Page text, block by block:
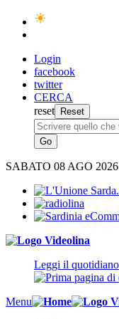
Login
facebook
twitter
CERCA
reset
SABATO 08 AGO 2026
Leggi il quotidiano
Menu